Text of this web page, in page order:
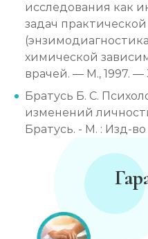
исследования как
задач
химической
врачей. — М., 1997. —
Братусь Б. С.
изменений
Братусь. - М. : Изд-